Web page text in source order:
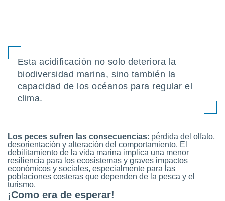
Esta acidificación no solo deteriora la
biodiversidad marina, sino también la
capacidad de los océanos para regular el
clima.
Los peces sufren las consecuencias: pérdida del olfato,
desorientación y alteración del comportamiento. El
debilitamiento de la vida marina implica una menor
resiliencia para los ecosistemas y graves impactos
económicos y sociales, especialmente para las
poblaciones costeras que dependen de la pesca y el
turismo.
¡Como era de esperar!